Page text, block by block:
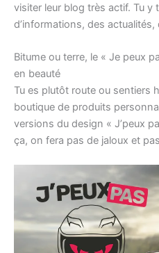
visiter leur blog très actif. Tu y
d’informations, des
Bitume ou terre, le « Je peux
en beauté
Tu es plutôt route ou sentiers
boutique de produits
versions du design « J’peux
ça, on fera pas de jaloux et